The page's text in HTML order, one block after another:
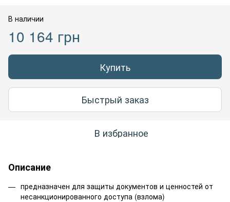
В наличии
10 164 грн
Купить
Быстрый заказ
В избранное
Описание
предназначен для защиты документов и ценностей от
несанкционированного доступа (взлома)